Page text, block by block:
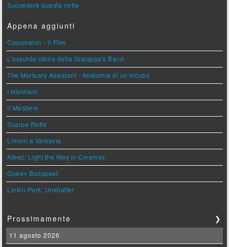
Succederà questa notte
Appena aggiunti
Cocomelon - Il Film
L'assurda storia della Gialappa's Band
The Mortuary Assistant - Anatomia di un Incubo
I Nisidiani
Il Mestiere
Scarpe Rotte
Limoni a Varsavia
Ateez: Light the Way in Cinemas
Queen Budapest
Linkin Park: Unshatter
Prossimamente ❯
11 agosto 2026